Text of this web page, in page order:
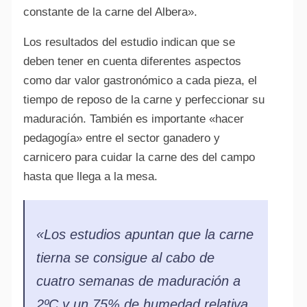
constante de la carne del Albera».
Los resultados del estudio indican que se
deben tener en cuenta diferentes aspectos
como dar valor gastronómico a cada pieza, el
tiempo de reposo de la carne y perfeccionar su
maduración. También es importante «hacer
pedagogía» entre el sector ganadero y
carnicero para cuidar la carne des del campo
hasta que llega a la mesa.
«Los estudios apuntan que la carne
tierna se consigue al cabo de
cuatro semanas de maduración a